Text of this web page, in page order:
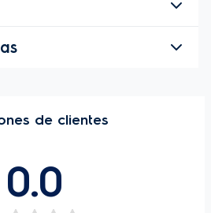
de clientes
0.0